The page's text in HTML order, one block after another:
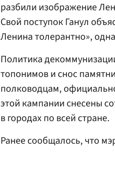
разбили изображение
Свой поступок Ганул
Ленина толерантно»,
Политика
топонимов и снос
полководцам,
этой кампании снесены
в городах по всей стране.
Ранее сообщалось, что